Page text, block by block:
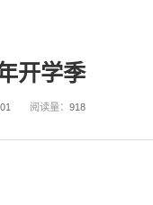
开学季
阅读量： 918